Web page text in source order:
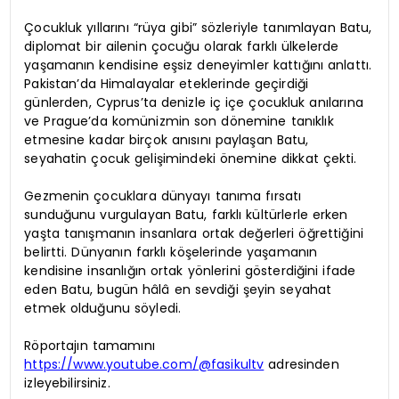
Çocukluk yıllarını “rüya gibi” sözleriyle tanımlayan Batu,
diplomat bir ailenin çocuğu olarak farklı ülkelerde
yaşamanın kendisine eşsiz deneyimler kattığını anlattı.
Pakistan’da Himalayalar eteklerinde geçirdiği
günlerden, Cyprus’ta denizle iç içe çocukluk anılarına
ve Prague’da komünizmin son dönemine tanıklık
etmesine kadar birçok anısını paylaşan Batu,
seyahatin çocuk gelişimindeki önemine dikkat çekti.
Gezmenin çocuklara dünyayı tanıma fırsatı
sunduğunu vurgulayan Batu, farklı kültürlerle erken
yaşta tanışmanın insanlara ortak değerleri öğrettiğini
belirtti. Dünyanın farklı köşelerinde yaşamanın
kendisine insanlığın ortak yönlerini gösterdiğini ifade
eden Batu, bugün hâlâ en sevdiği şeyin seyahat
etmek olduğunu söyledi.
Röportajın tamamını
https://www.youtube.com/@fasikultv adresinden
izleyebilirsiniz.